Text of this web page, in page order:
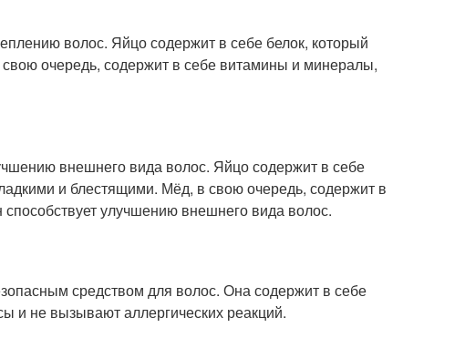
волос. Яйцо содержит в себе белок, который
очередь, содержит в себе витамины и минералы,
внешнего вида волос. Яйцо содержит в себе
и блестящими. Мёд, в свою очередь, содержит в
улучшению внешнего вида волос.
средством для волос. Она содержит в себе
и не вызывают аллергических реакций.